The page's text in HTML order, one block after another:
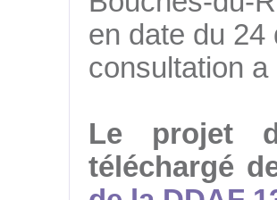
en date du 24
consultation
Le projet
téléchargé